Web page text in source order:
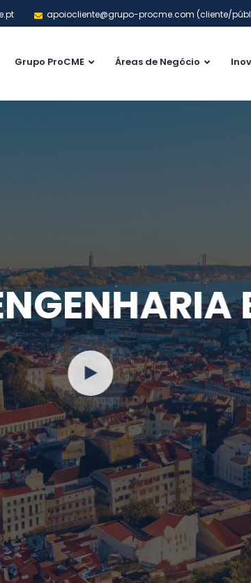
apoiocliente@grupo-procme.com (cliente/
Grupo ProCME Áreas de Negócio